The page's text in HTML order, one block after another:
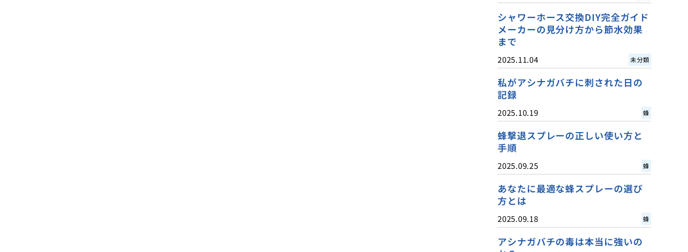
シャワーホース交換DIY完全ガイド
メーカーの見分け方から節水効果
まで
2025.11.04 未分類
私がアシナガバチに刺された日の
記録
2025.10.19 蜂
蜂撃退スプレーの正しい使い方と
手順
2025.09.25 蜂
あなたに最適な蜂スプレーの選び
方とは
2025.09.18 蜂
アシナガバチの毒は本当に強いの